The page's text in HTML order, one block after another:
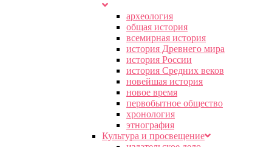
археология
общая история
всемирная история
история Древнего мира
история России
история Средних веков
новейшая история
новое время
первобытное общество
хронология
этнография
Культура и просвещение